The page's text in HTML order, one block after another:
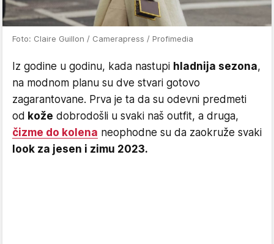
Foto: Claire Guillon / Camerapress / Profimedia
Iz godine u godinu, kada nastupi hladnija sezona,
na modnom planu su dve stvari gotovo
zagarantovane. Prva je ta da su odevni predmeti
od kože dobrodošli u svaki naš outfit, a druga,
čizme do kolena neophodne su da zaokruže svaki
look za jesen i zimu 2023.